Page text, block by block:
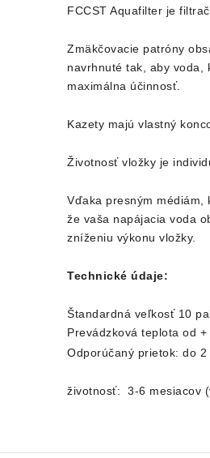
FCCST Aquafilter je
Zmäkčovacie patróny
navrhnuté tak, aby voda,
maximálna účinnosť.
Kazety majú vlastný
Životnosť vložky je
Vďaka presným médiám,
že vaša napájacia voda
zníženiu výkonu vložky.
Technické údaje:
Štandardná veľkosť 10
Prevádzková teplota od
Odporúčaný prietok: do 2
životnosť: 3-6 mesiacov